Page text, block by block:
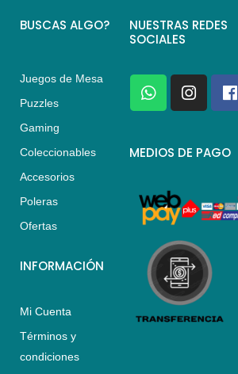
BUSCAS ALGO?
Juegos de Mesa
Puzzles
Gaming
Coleccionables
Accesorios
Poleras
Ofertas
INFORMACIÓN
Mi Cuenta
Términos y
condiciones
NUESTRAS REDES
SOCIALES
W
h
a
s
p
I
n
s
a
a
m
F
a
c
b
k
MEDIOS DE PAGO